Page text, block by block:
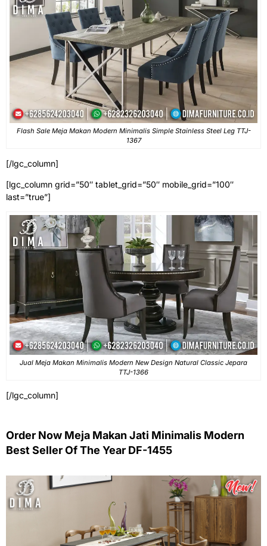
Flash Sale Meja Makan Modern Minimalis Simple Stainless Steel Leg TTJ-
1367
[/lgc_column]
[lgc_column grid=”50″ tablet_grid=”50″ mobile_grid=”100″
last=”true”]
Jual Meja Makan Minimalis Modern New Design Natural Classic Jepara
TTJ-1366
[/lgc_column]
Order Now Meja Makan Jati Minimalis Modern
Best Seller Of The Year DF-1455